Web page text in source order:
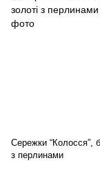
Сережки “Колосся”,
з перлинами